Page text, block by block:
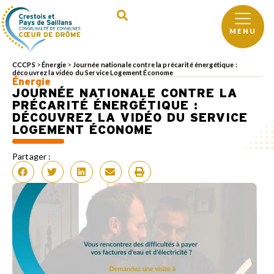
MENU
CCCPS >Énergie > Journée nationale contre la précarité énergétique :
découvrez la vidéo du Service Logement Économe
Énergie
JOURNÉE NATIONALE CONTRE LA
PRÉCARITÉ ÉNERGÉTIQUE :
DÉCOUVREZ LA VIDÉO DU SERVICE
LOGEMENT ÉCONOME
Partager :